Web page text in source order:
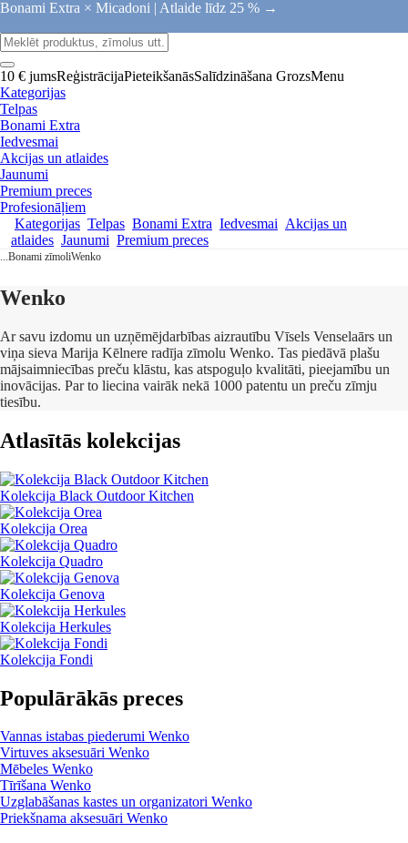
Bonami Extra × Micadoni | Atlaide līdz 25 % →
10 € jumsReģistrācijaPieteikšanāsSalīdzināšana GrozsMenu
Kategorijas
Telpas
Bonami Extra
Iedvesmai
Akcijas un atlaides
Jaunumi
Premium preces
Profesionāļiem
Kategorijas Telpas Bonami Extra Iedvesmai Akcijas un
atlaides Jaunumi Premium preces
...Bonami zīmoliWenko
Wenko
Ar savu izdomu un uzņēmējdarbības aizrautību Vīsels Venselaārs un
viņa sieva Marija Kēlnere radīja zīmolu Wenko. Tas piedāvā plašu
mājsaimniecības preču klāstu, kas atspoguļo kvalitāti, pieejamību un
inovācijas. Par to liecina vairāk nekā 1000 patentu un preču zīmju
tiesību.
Atlasītās kolekcijas
Kolekcija Black Outdoor Kitchen
Kolekcija Orea
Kolekcija Quadro
Kolekcija Genova
Kolekcija Herkules
Kolekcija Fondi
Populārākās preces
Vannas istabas piederumi Wenko
Virtuves aksesuāri Wenko
Mēbeles Wenko
Tīrīšana Wenko
Uzglabāšanas kastes un organizatori Wenko
Priekšnama aksesuāri Wenko